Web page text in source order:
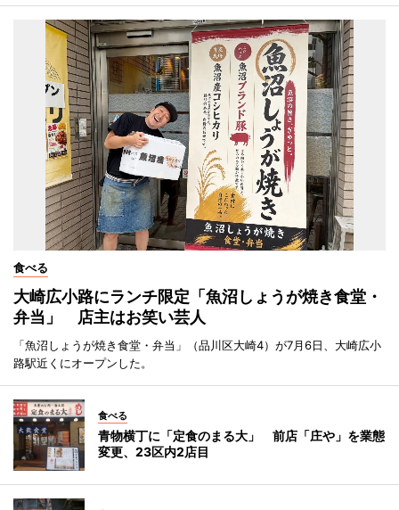
食べる
大崎広小路にランチ限定「魚沼しょうが焼き食堂・
弁当」 店主はお笑い芸人
「魚沼しょうが焼き食堂・弁当」（品川区大崎4）が7月6日、大崎広小
路駅近くにオープンした。
食べる
青物横丁に「定食のまる大」 前店「庄や」を業態
変更、23区内2店目